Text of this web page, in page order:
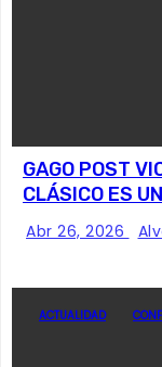
GAGO POST
CLÁSICO ES
Abr 26, 2026
ACTUALIDAD